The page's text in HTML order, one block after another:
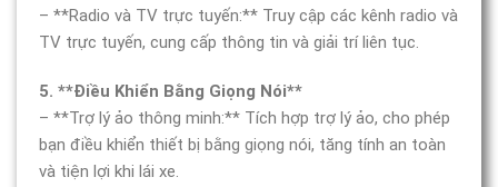
– **Radio và TV trực tuyến:** Truy cập các kênh radio và
TV trực tuyến, cung cấp thông tin và giải trí liên tục.
5. **Điều Khiển Bằng Giọng Nói**
– **Trợ lý ảo thông minh:** Tích hợp trợ lý ảo, cho phép
bạn điều khiển thiết bị bằng giọng nói, tăng tính an toàn
và tiện lợi khi lái xe.